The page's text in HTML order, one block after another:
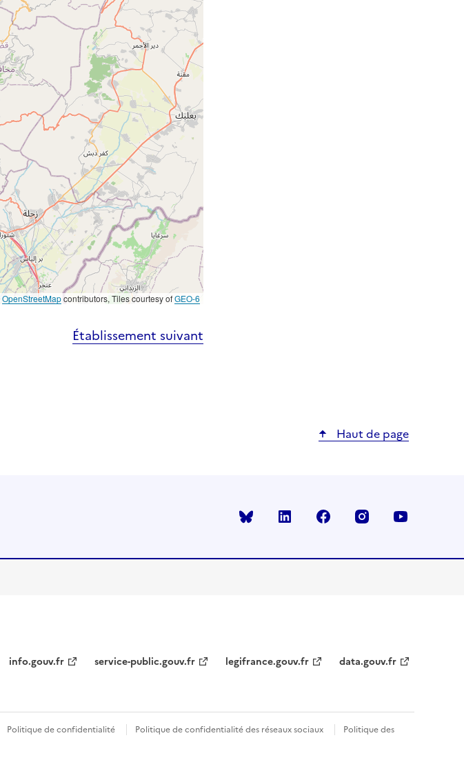
OpenStreetMapcontributors, Tiles courtesy ofGEO-6
Établissement suivant
Haut de page
Bluesky linkedin facebook instagram
info.gouv.fr service-public.gouv.fr legifrance.gouv.fr data.gouv.fr
Politique de confidentialité Politique de confidentialité des réseaux sociaux
Politique des